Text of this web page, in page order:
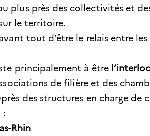
plus près des collectivités et
le territoire.
tout d’être le relais entre
principalement à être
de filière et des
des structures en charge
:
Rhin